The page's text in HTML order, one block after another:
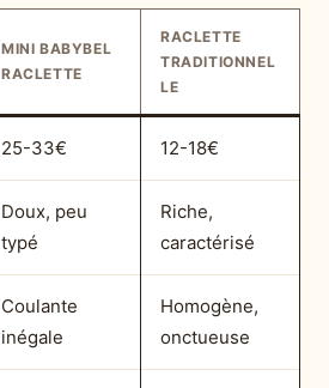
MINI BABYBEL
RACLETTE
RACLETTE
TRADITIONNEL
LE
25-33€ 12-18€
Doux, peu
typé
Riche,
caractérisé
Coulante
inégale
Homogène,
onctueuse